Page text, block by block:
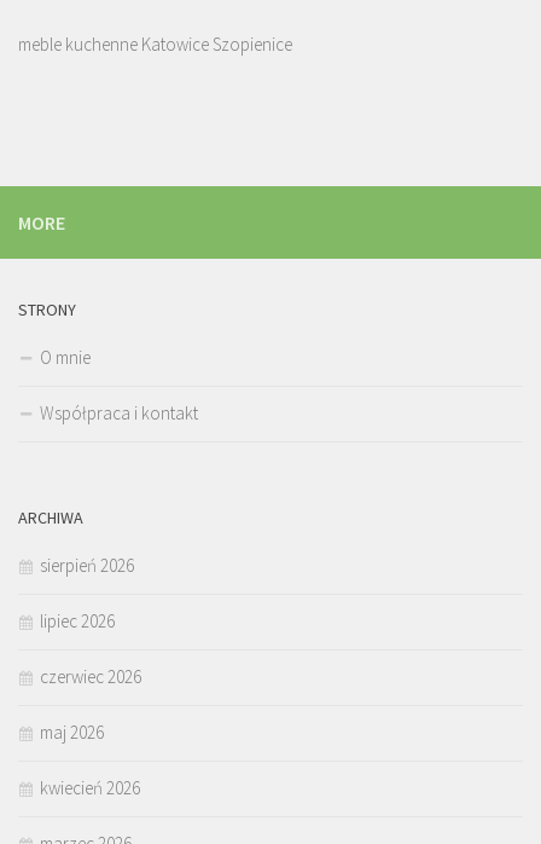
meble kuchenne Katowice Szopienice
MORE
STRONY
O mnie
Współpraca i kontakt
ARCHIWA
sierpień 2026
lipiec 2026
czerwiec 2026
maj 2026
kwiecień 2026